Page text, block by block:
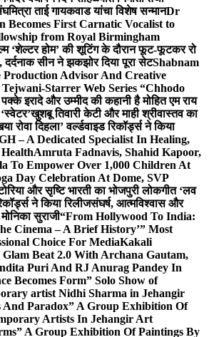
ताई गायकवाड यांचा विशेष सन्मानDr
Becomes First Carnatic Vocalist to
from Royal Birmingham
‘शेल्टर होम’ की शूटिंग के दौरान फूट-फूटकर रो
दर्दनाक सीन ने झकझोर दिया पूरा सेटShabnam
Advisor And Creative
Starrer Web Series “Chhodo
इरादे और उम्मीद की कहानी है मोहित एम राय
खुशबू तिवारी केटी और माही श्रीवास्तव का
रोवा दिहला’ वर्ल्डवाइड रिकॉर्ड्स ने किया
– A Dedicated Specialist In Healing,
Amruta Fadnavis, Shahid Kapoor,
To Empower Over 1,000 Children At
Day Celebration At Dome, SVP
और सृष्टि भारती का भोजपुरी लोकगीत ‘लव
ने किया रिलीजसंघर्ष, आत्मविश्वास और
सुराजी“From Hollywood To India:
Cinema – A Brief History’” Most
Choice For MediaKakali
Beat 2.0 With Archana Gautam,
Puri And RJ Anurag Pandey In
Becomes Form” Solo Show of
artist Nidhi Sharma in Jehangir
And Paradox” A Group Exhibition Of
Artists In Jehangir Art
A Group Exhibition Of Paintings By